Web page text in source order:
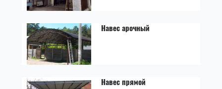
Навес арочный
Навес прямой